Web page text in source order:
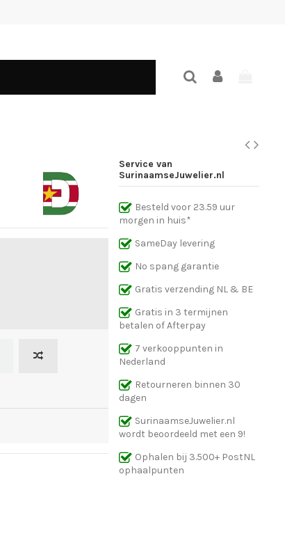
Service van
SurinaamseJuwelier.nl
Besteld voor 23.59 uur
morgen in huis*
SameDay levering
No spang garantie
Gratis verzending NL & BE
Gratis in 3 termijnen
betalen of Afterpay
7 verkooppunten in
Nederland
Retourneren binnen 30
dagen
SurinaamseJuwelier.nl
wordt beoordeeld met een 9!
Ophalen bij 3.500+ PostNL
ophaalpunten